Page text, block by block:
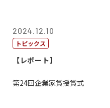
2024.12.10
トピックス
【レポート】
第24回企業家賞授賞式